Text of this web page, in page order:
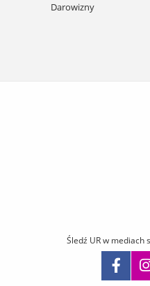
Darowizny
Śledź UR w mediach